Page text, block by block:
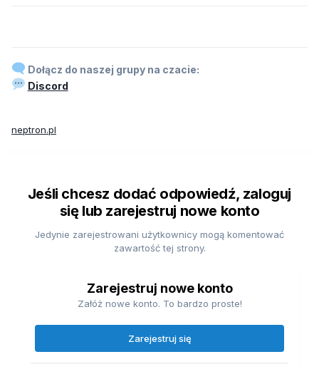
Dołącz do naszej grupy na czacie:
Discord
neptron.pl
Jeśli chcesz dodać odpowiedź, zaloguj
się lub zarejestruj nowe konto
Jedynie zarejestrowani użytkownicy mogą komentować
zawartość tej strony.
Zarejestruj nowe konto
Załóż nowe konto. To bardzo proste!
Zarejestruj się